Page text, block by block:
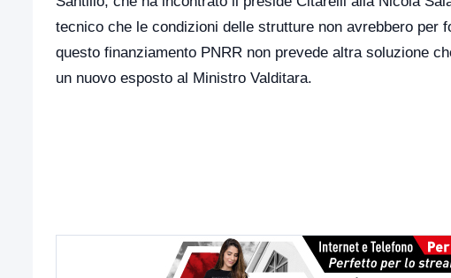
tecnico che le condizioni delle strutture non avrebbero per
questo finanziamento PNRR non prevede altra soluzione
un nuovo esposto al Ministro Valditara.